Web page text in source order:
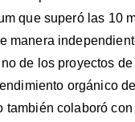
que superó las 10
manera
de los proyectos
orgánico
también colaboró